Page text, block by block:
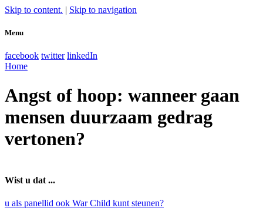
Skip to content. | Skip to navigation
Menu
facebook twitter linkedIn
Home
Angst of hoop: wanneer gaan
mensen duurzaam gedrag
vertonen?
Wist u dat ...
u als panellid ook War Child kunt steunen?